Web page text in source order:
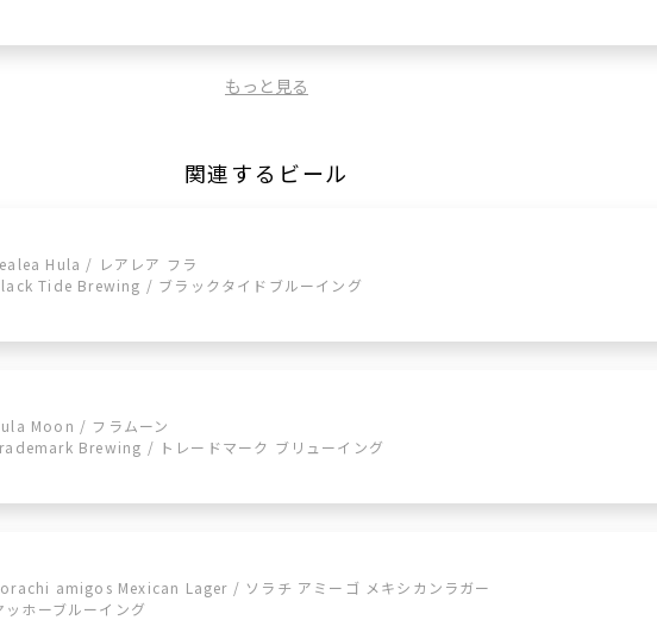
もっと見る
関連するビール
Hula / レアレア フラ
Tide Brewing / ブラックタイドブルーイング
Moon / フラムーン
Brewing / トレードマーク ブリューイング
amigos Mexican Lager / ソラチ アミーゴ メキシカンラガー
ッホーブルーイング